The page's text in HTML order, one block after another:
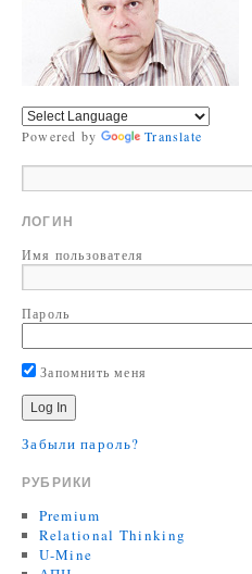
Powered by Translate
ЛОГИН
Имя пользователя
Пароль
Запомнить меня
Забыли пароль?
РУБРИКИ
Premium
Relational Thinking
U-Mine